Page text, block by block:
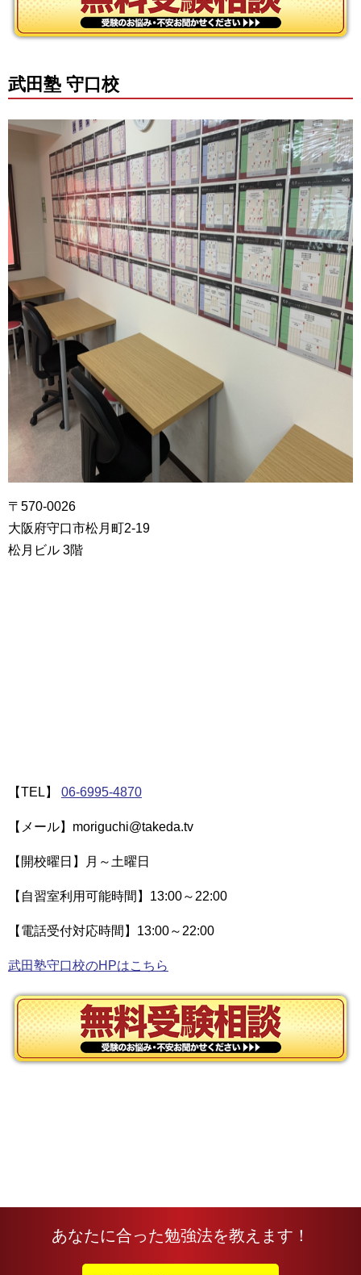
武田塾 守口校
〒570-0026
大阪府守口市松月町2-19
松月ビル 3階
【TEL】 06-6995-4870
【メール】moriguchi@takeda.tv
【開校曜日】月～土曜日
【自習室利用可能時間】13:00～22:00
【電話受付対応時間】13:00～22:00
武田塾守口校のHPはこちら
あなたに合った勉強法を教えます！